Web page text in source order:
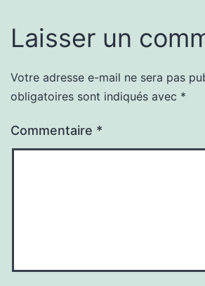
Laisser un
Votre adresse e-mail ne sera pas
obligatoires sont indiqués avec *
Commentaire *